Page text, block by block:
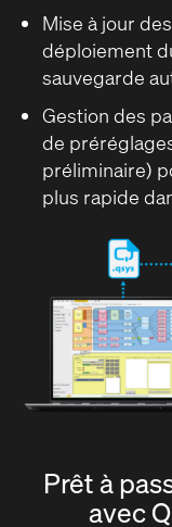
Mise à jour
déploiement
sauvegarde
Gestion des
de
préliminaire)
plus rapide
Prêt à
avec